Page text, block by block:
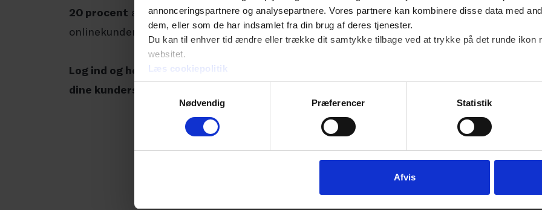
annonceringspartnere og analysepartnere. Vores partnere kan kombinere disse data med
dem, eller som de har indsamlet fra din brug af deres tjenester.
Du kan til enhver tid ændre eller trække dit samtykke tilbage ved at trykke på det runde ikon
websitet.
Læs cookiepolitik
Samtykkevalg
Nødvendig
Præferencer Statistik
Afvis
20 procent af pensionisternes seneste køb er impulskøb mod 27 procent hos
onlinekunderne generelt.
Log ind og hent hele E-handelsanalysen 2023, der kan gøre dig meget klogere på
dine kunders forbrug og vaner.